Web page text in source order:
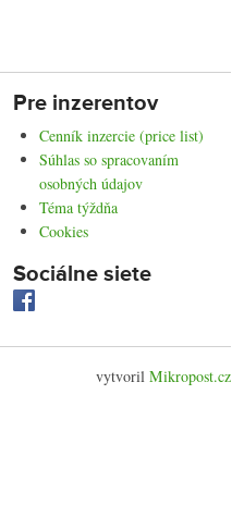
Pre inzerentov
Cenník inzercie (price list)
Súhlas so spracovaním
osobných údajov
Téma týždňa
Cookies
Sociálne siete
vytvoril Mikropost.cz